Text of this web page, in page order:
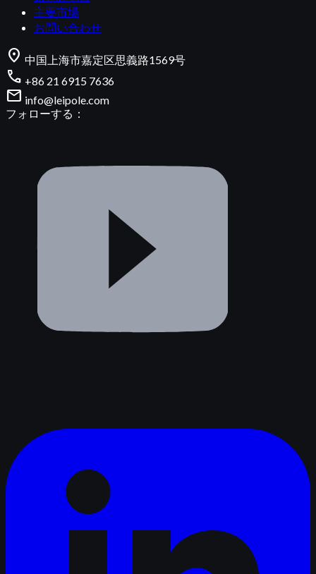
主要市場
お問い合わせ
location_on 中国上海市嘉定区思義路1569号
call +86 21 6915 7636
mail info@leipole.com
フォローする：